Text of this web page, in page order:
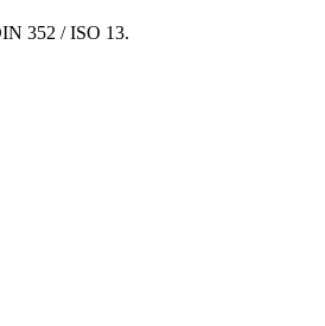
352 / ISO 13.